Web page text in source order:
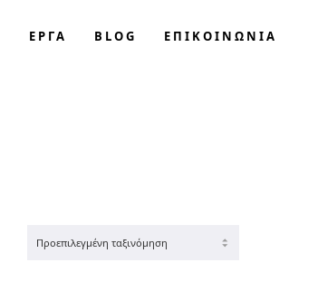
ΕΡΓΑ BLOG ΕΠΙΚΟΙΝΩΝΊΑ